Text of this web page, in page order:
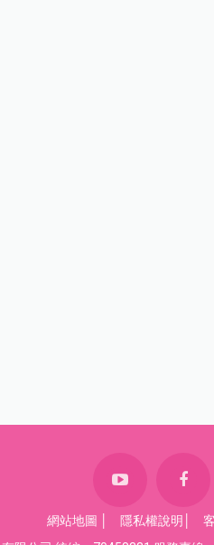
網站地圖 隱私權說明